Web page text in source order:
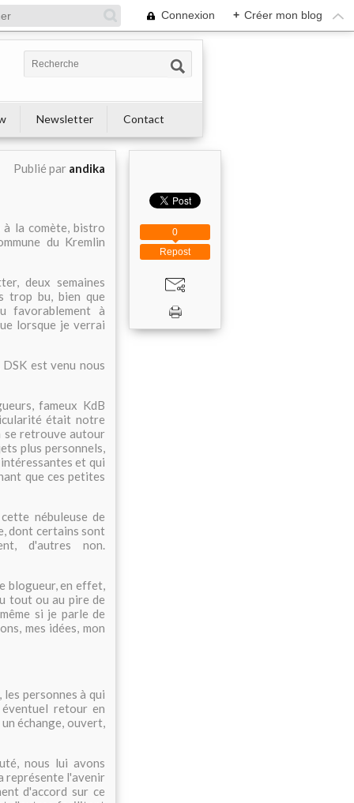
Connexion + Créer mon blog
Newsletter Contact
Publié par andika
à la comète, bistro
du Kremlin
deux semaines
trop bu, bien que
favorablement à
lorsque je verrai
est venu nous
fameux KdB
était notre
se retrouve autour
plus personnels,
et qui
que ces petites
nébuleuse de
dont certains sont
d'autres non.
blogueur, en effet,
tout ou au pire de
si je parle de
mes idées, mon
les personnes à qui
retour en
échange, ouvert,
nous lui avons
représente l'avenir
d'accord sur ce
Repost
0